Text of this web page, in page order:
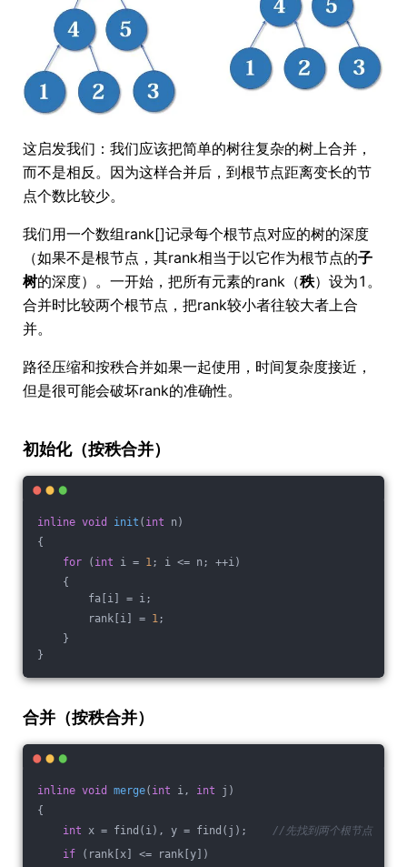
这启发我们：我们应该把简单的树往复杂的树上合并，
而不是相反。因为这样合并后，到根节点距离变长的节
点个数比较少。
我们用一个数组rank[]记录每个根节点对应的树的深度
（如果不是根节点，其rank相当于以它作为根节点的子
树的深度）。一开始，把所有元素的rank（秩）设为1。
合并时比较两个根节点，把rank较小者往较大者上合
并。
路径压缩和按秩合并如果一起使用，时间复杂度接近，
但是很可能会破坏rank的准确性。
初始化（按秩合并）
inline void init ( int n)
{
for ( int i = 1; i <= n; ++i)
{
fa[i] = i;
rank[i] = 1;
}
}
合并（按秩合并）
inline void merge( int i, int j)
{
int x = find(i), y = find(j); //先找到两个根节点
if (rank[x] <= rank[y])